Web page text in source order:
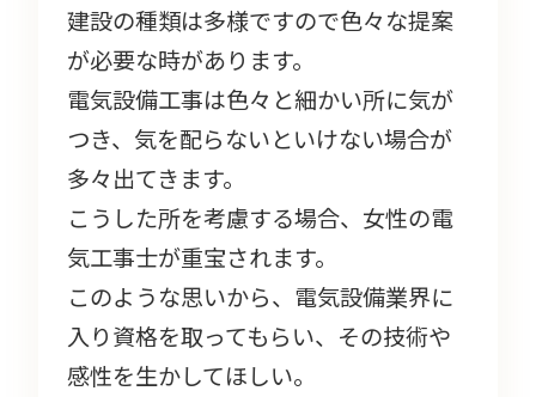
建設の種類は多様ですので色々な提案
が必要な時があります。
電気設備工事は色々と細かい所に気が
つき、気を配らないといけない場合が
多々出てきます。
こうした所を考慮する場合、女性の電
気工事士が重宝されます。
このような思いから、電気設備業界に
入り資格を取ってもらい、その技術や
感性を生かしてほしい。